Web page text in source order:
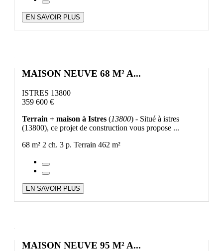
EN SAVOIR PLUS
MAISON NEUVE 68 M² A...
ISTRES 13800
359 600 €
Terrain + maison à Istres (13800) - Situé à istres
(13800), ce projet de construction vous propose ...
68 m² 2 ch. 3 p. Terrain 462 m²
EN SAVOIR PLUS
MAISON NEUVE 95 M² A...